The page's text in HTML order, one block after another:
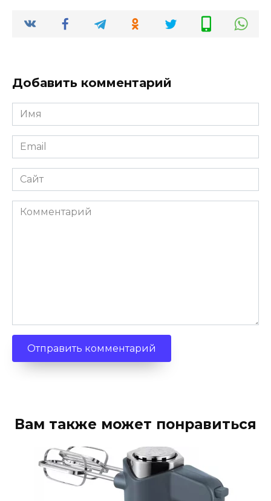
Добавить комментарий
Имя
Email
Сайт
Комментарий
Вам также может понравиться